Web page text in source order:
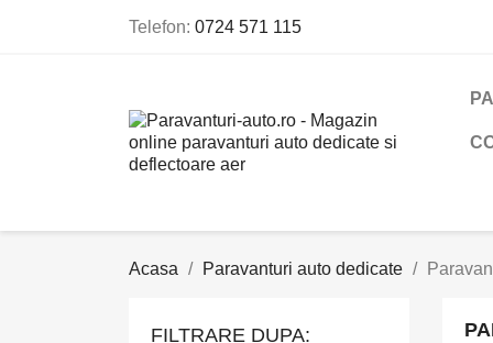
Telefon: 0724 571 115
Acasa Paravanturi auto dedicate
FILTRARE DUPA: